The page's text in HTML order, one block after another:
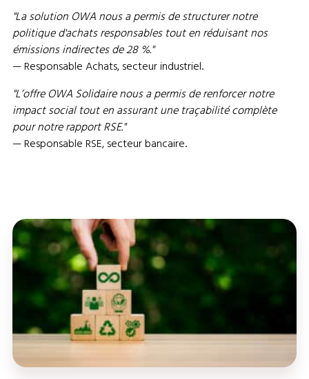
"La solution OWA nous a permis de structurer notre
politique d'achats responsables tout en réduisant nos
émissions indirectes de 28 %."
— Responsable Achats, secteur industriel.
"L’offre OWA Solidaire nous a permis de renforcer notre
impact social tout en assurant une traçabilité complète
pour notre rapport RSE."
— Responsable RSE, secteur bancaire.